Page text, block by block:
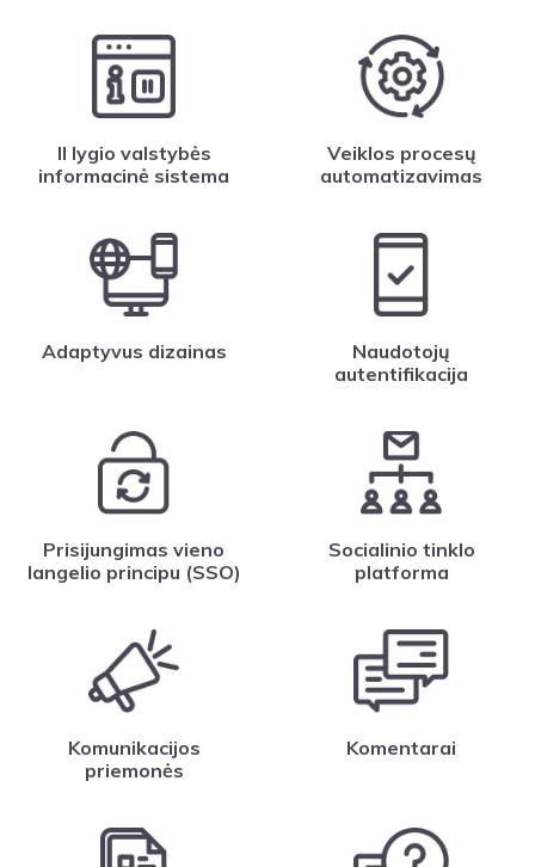
II lygio valstybės
informacinė sistema
Veiklos procesų
automatizavimas
Adaptyvus dizainas
Naudotojų
autentifikacija
Prisijungimas vieno
langelio principu (SSO)
Socialinio tinklo
platforma
Komunikacijos
priemonės
Komentarai